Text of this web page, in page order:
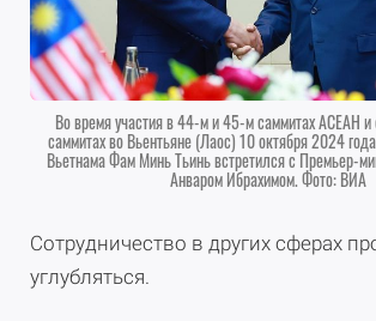
Во время участия в 44-м и 45-м саммитах АСЕАН и
саммитах во Вьентьяне (Лаос) 10 октября 2024
Вьетнама Фам Минь Тьинь встретился с Премьер-
Анваром Ибрахимом. Фото: ВИА
Сотрудничество в других сферах
углубляться.